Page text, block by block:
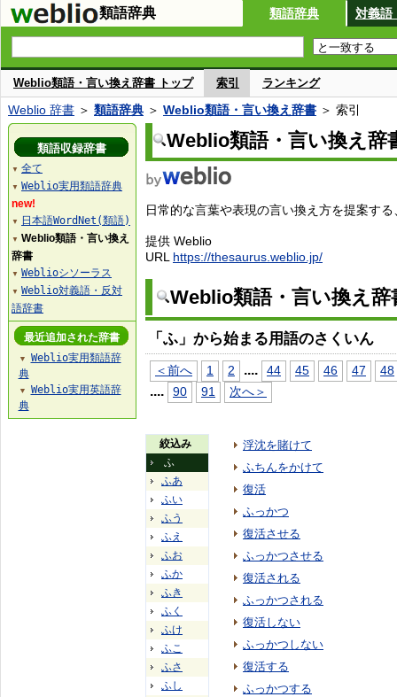
類語辞典 類語辞典 対義語
Weblio類語・言い換え辞書 トップ 索引 ランキング
Weblio 辞書 ＞ 類語辞典 ＞ Weblio類語・言い換え辞書 ＞ 索引
Weblio類語・言い換え辞
日常的な言葉や表現の言い換え方を提案す
提供 Weblio
URL https://thesaurus.weblio.jp/
Weblio類語・言い換え
「ふ」から始まる用語のさくいん
＜前へ 1 2 .... 44 45 46 47 48
.... 90 91 次へ＞
絞込み
ふ
ふあ
ふい
ふう
ふえ
ふお
ふか
ふき
ふく
ふけ
ふこ
ふさ
ふし
浮沈を賭けて
ふちんをかけて
復活
ふっかつ
復活させる
ふっかつさせる
復活される
ふっかつされる
復活しない
ふっかつしない
復活する
ふっかつする
類語収録辞書
▼ 全て
▼ Weblio実用類語辞典
new!
▼ 日本語WordNet(類語)
▼ Weblio類語・言い換え
辞書
▼ Weblioシソーラス
▼ Weblio対義語・反対
語辞書
最近追加された辞書
▼
Weblio実用類語辞
典
▼
Weblio実用英語辞
典